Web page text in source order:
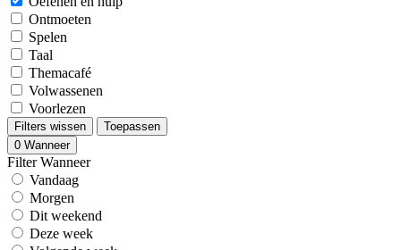
Ontmoeten
Spelen
Taal
Themacafé
Volwassenen
Voorlezen
Filters wissen
Toepassen
0 Wanneer
Filter Wanneer
Vandaag
Morgen
Dit weekend
Deze week